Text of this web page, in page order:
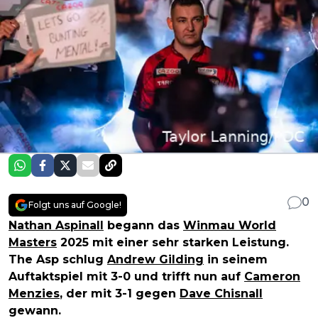
Folgt uns auf Google!
0
Nathan Aspinall begann das Winmau World
Masters 2025 mit einer sehr starken Leistung.
The Asp schlug Andrew Gilding in seinem
Auftaktspiel mit 3-0 und trifft nun auf Cameron
Menzies, der mit 3-1 gegen Dave Chisnall
gewann.